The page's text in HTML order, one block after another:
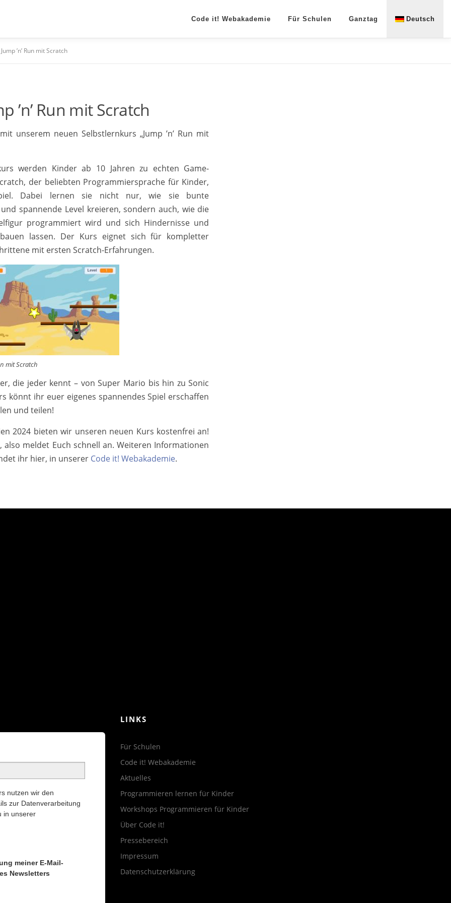
Code it! Webakademie Für Schulen Ganztag Deutsch
’n’ Run mit Scratch
’n’ Run mit Scratch
unserem neuen Selbstlernkurs „Jump ’n’ Run mit
werden Kinder ab 10 Jahren zu echten Game-
der beliebten Programmiersprache für Kinder,
Dabei lernen sie nicht nur, wie sie bunte
spannende Level kreieren, sondern auch, wie die
programmiert wird und sich Hindernisse und
lassen. Der Kurs eignet sich für kompletter
mit ersten Scratch-Erfahrungen.
mit Scratch
die jeder kennt – von Super Mario bis hin zu Sonic
könnt ihr euer eigenes spannendes Spiel erschaffen
und teilen!
2024 bieten wir unseren neuen Kurs kostenfrei an!
also meldet Euch schnell an. Weiteren Informationen
ihr hier, in unserer Code it! Webakademie.
nutzen wir den
zur Datenverarbeitung
in unserer
meiner E-Mail-
Newsletters
LINKS
Für Schulen
Code it! Webakademie
Aktuelles
Programmieren lernen für Kinder
Workshops Programmieren für Kinder
Über Code it!
Pressebereich
Impressum
Datenschutzerklärung